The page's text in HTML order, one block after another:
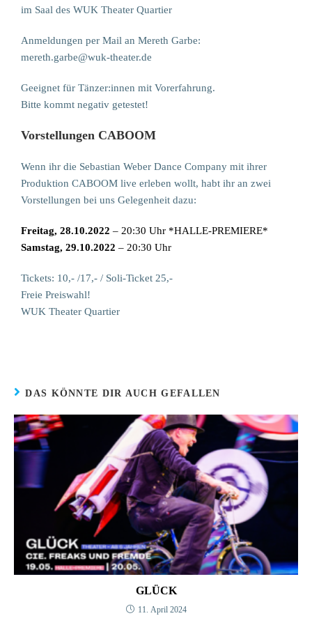
im Saal des WUK Theater Quartier
Anmeldungen per Mail an Mereth Garbe:
mereth.garbe@wuk-theater.de
Geeignet für Tänzer:innen mit Vorerfahrung.
Bitte kommt negativ getestet!
Vorstellungen CABOOM
Wenn ihr die Sebastian Weber Dance Company mit ihrer
Produktion CABOOM live erleben wollt, habt ihr an zwei
Vorstellungen bei uns Gelegenheit dazu:
Freitag, 28.10.2022 – 20:30 Uhr *HALLE-PREMIERE*
Samstag, 29.10.2022 – 20:30 Uhr
Tickets: 10,- /17,- / Soli-Ticket 25,-
Freie Preiswahl!
WUK Theater Quartier
DAS KÖNNTE DIR AUCH GEFALLEN
GLÜCK
11. April 2024